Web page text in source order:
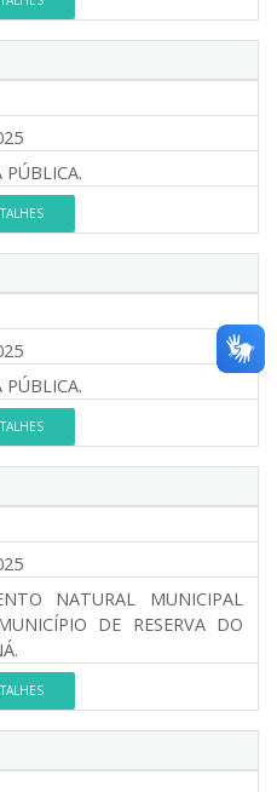
PÚBLICA.
PÚBLICA.
NATURAL MUNICIPAL
DE RESERVA DO